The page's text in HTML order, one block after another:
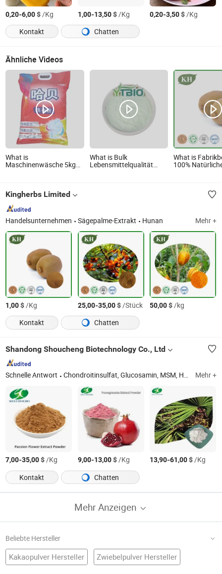
0,20-6,00$/Kg 1,00-13,50$/Kg 0,20-3,50$/Kg
Kontakt
Chatten
Ähnliche Videos
What is
Maschinenwäsche 5kg
What is Bulk
Lebensmittelqualität
What is
100%
Kingherbs Limited
Handelsunternehmen Sägepalme-Extrakt Hunan Mehr +
1,00$/Kg 25,00-35,00$/Stück 50,00$/kg
Kontakt
Chatten
Shandong Shoucheng Biotechnology Co., Ltd
Schnelle Antwort Chondroitinsulfat, Glucosamin, MSM, Hyaluronsäure, Nahrungsergänzungstabletten OEM, Nahrungsergänzungskapseln OEM, Nahrungsergänzungsoftgels OEM, Nahrungsergänzungsgummis OEM Mehr +
7,00-35,00$/Kg 9,00-13,00$/Kg 13,90-61,00$/Kg
Kontakt
Chatten
Mehr Anzeigen
Beliebte Hersteller
Kakaopulver Hersteller Zwiebelpulver Hersteller